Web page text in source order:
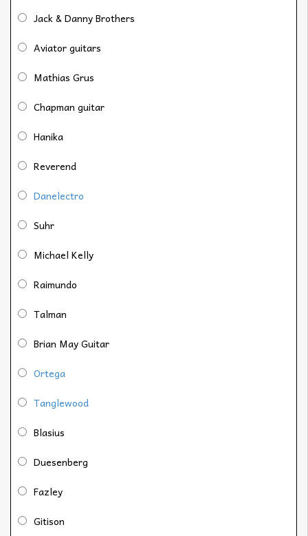
Jack & Danny Brothers
Aviator guitars
Mathias Grus
Chapman guitar
Hanika
Reverend
Danelectro
Suhr
Michael Kelly
Raimundo
Talman
Brian May Guitar
Ortega
Tanglewood
Blasius
Duesenberg
Fazley
Gitison